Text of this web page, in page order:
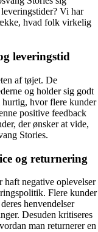
Vi har
hvad folk virkelig
leveringstid
af tøjet. De
og holder sig godt
hurtig, hvor flere kunder
positive feedback
der ønsker at vide,
Stories.
og returnering
haft negative oplevelser
Flere kunder
henvendelser
Desuden kritiseres
man returnerer en